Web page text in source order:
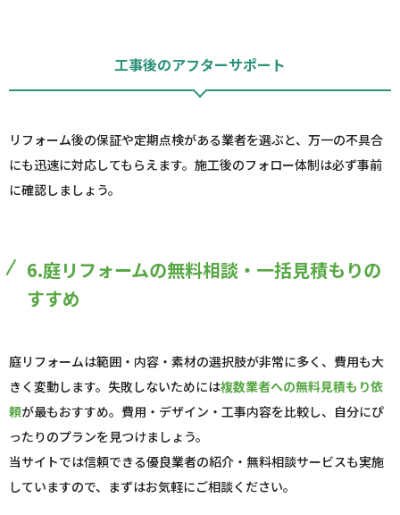
工事後のアフターサポート
リフォーム後の保証や定期点検がある業者を選ぶと、万一の不具合
にも迅速に対応してもらえます。施工後のフォロー体制は必ず事前
に確認しましょう。
6.庭リフォームの無料相談・一括見積もりの
すすめ
庭リフォームは範囲・内容・素材の選択肢が非常に多く、費用も大
きく変動します。失敗しないためには複数業者への無料見積もり依
頼が最もおすすめ。費用・デザイン・工事内容を比較し、自分にぴ
ったりのプランを見つけましょう。
当サイトでは信頼できる優良業者の紹介・無料相談サービスも実施
していますので、まずはお気軽にご相談ください。